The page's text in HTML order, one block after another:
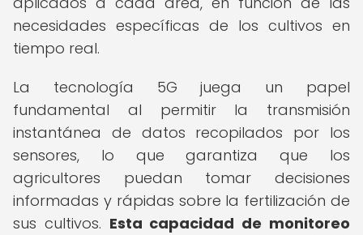
necesidades específicas de los cultivos en
tiempo real.
La tecnología 5G juega un papel
fundamental al permitir la transmisión
instantánea de datos recopilados por los
sensores, lo que garantiza que los
agricultores puedan tomar decisiones
informadas y rápidas sobre la fertilización de
sus cultivos. Esta capacidad de monitoreo